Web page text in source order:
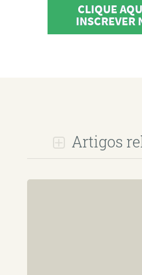
CLIQUE
INSCREVER
Artigos